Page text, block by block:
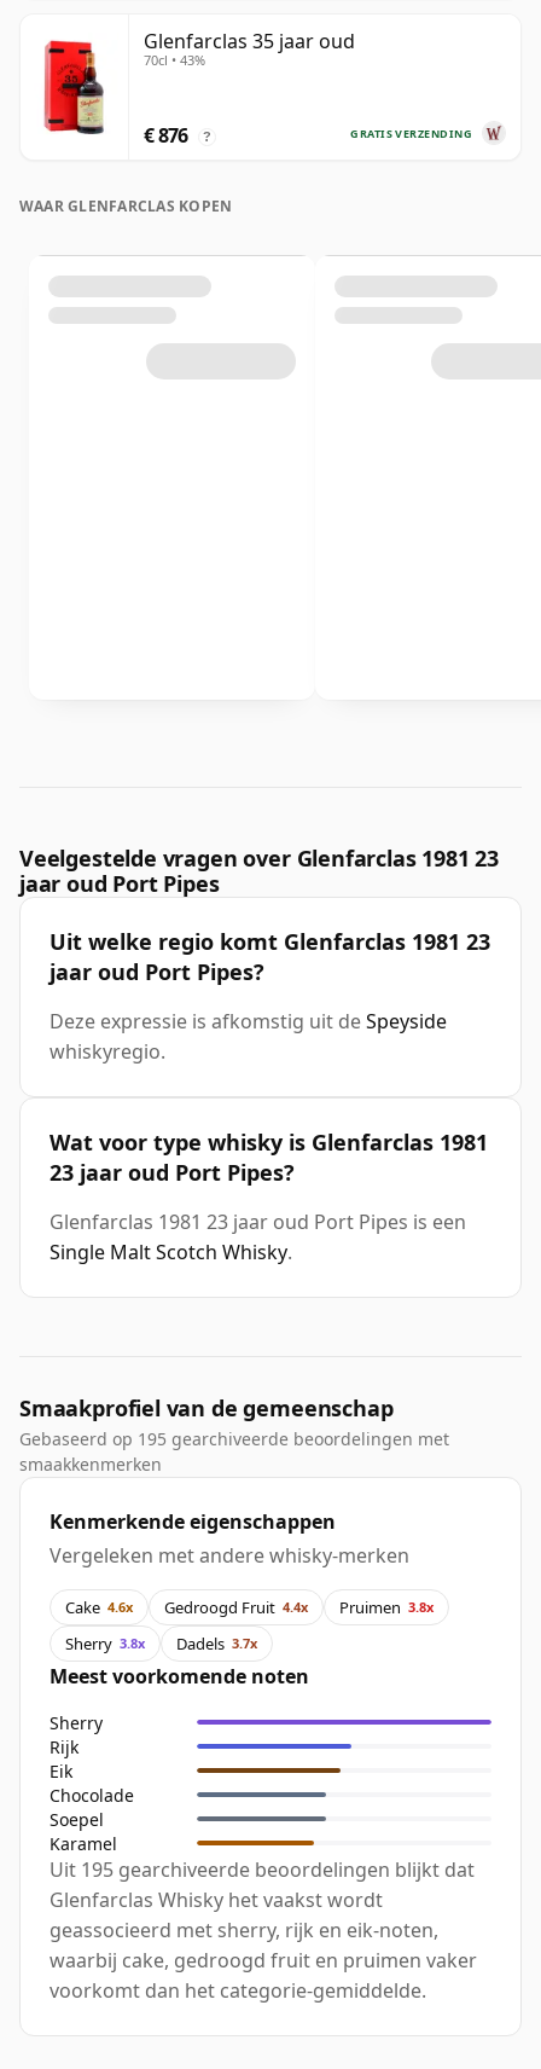
Glenfarclas 35 jaar oud
70cl • 43%
GRATIS VERZENDING
€ 876 ?
WAAR GLENFARCLAS KOPEN
Veelgestelde vragen over Glenfarclas 1981 23
jaar oud Port Pipes
Uit welke regio komt Glenfarclas 1981 23
jaar oud Port Pipes?
Deze expressie is afkomstig uit deSpeyside
whiskyregio.
Wat voor type whisky is Glenfarclas 1981
23 jaar oud Port Pipes?
Glenfarclas 1981 23 jaar oud Port Pipes is een
Single Malt Scotch Whisky.
Smaakprofiel van de gemeenschap
Gebaseerd op 195 gearchiveerde beoordelingen met
smaakkenmerken
Kenmerkende eigenschappen
Vergeleken met andere whisky-merken
Cake 4.6x Gedroogd Fruit 4.4x Pruimen 3.8x
Sherry 3.8x Dadels 3.7x
Meest voorkomende noten
Sherry
Rijk
Eik
Chocolade
Soepel
Karamel
Uit 195 gearchiveerde beoordelingen blijkt dat
Glenfarclas Whisky het vaakst wordt
geassocieerd met sherry, rijk en eik-noten,
waarbij cake, gedroogd fruit en pruimen vaker
voorkomt dan het categorie-gemiddelde.